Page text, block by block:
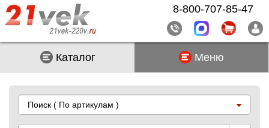
Каталог Меню
Поиск ( По артикулам )
8-800-707-85-47